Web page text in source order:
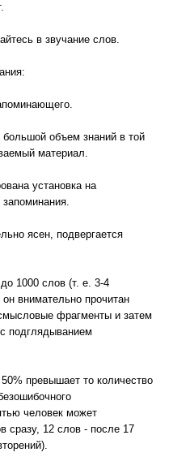
в звучание слов.
объем знаний в той
материал.
установка на
ясен, подвергается
1000 слов (т. е. 3-4
внимательно прочитан
фрагменты и затем
подглядыванием
превышает то количество
человек может
сразу, 12 слов - после 17